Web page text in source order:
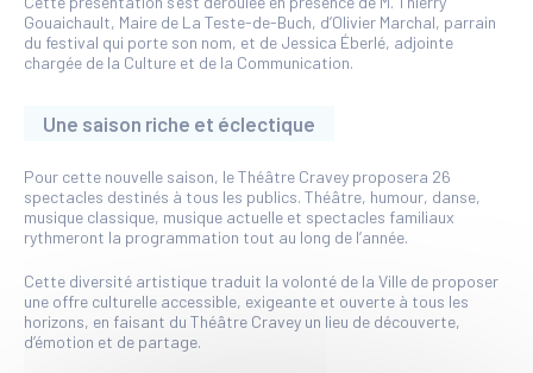
Gouaichault, Maire de La Teste-de-Buch, d’Olivier Marchal, parrain
du festival qui porte son nom, et de Jessica Éberlé, adjointe
chargée de la Culture et de la Communication.
Une saison riche et éclectique
Pour cette nouvelle saison, le Théâtre Cravey proposera 26
spectacles destinés à tous les publics. Théâtre, humour, danse,
musique classique, musique actuelle et spectacles familiaux
rythmeront la programmation tout au long de l’année.
Cette diversité artistique traduit la volonté de la Ville de proposer
une offre culturelle accessible, exigeante et ouverte à tous les
horizons, en faisant du Théâtre Cravey un lieu de découverte,
d’émotion et de partage.